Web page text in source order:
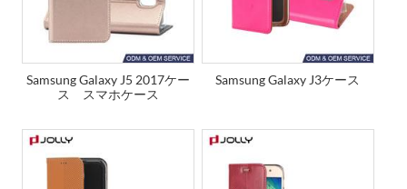
Samsung Galaxy J5 2017ケー
ス スマホケース
Samsung Galaxy J3ケース